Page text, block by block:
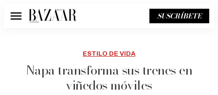
Menú SUSCRÍBETE
ESTILO DE VIDA
Napa transforma sus trenes en
viñedos móviles